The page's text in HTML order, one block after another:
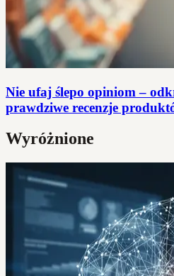
Nie ufaj ślepo opiniom –
prawdziwe recenzje
Wyróżnione